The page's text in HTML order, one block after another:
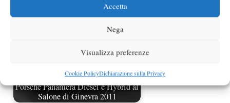
Accetta
Nega
Visualizza preferenze
Cookie PolicyDichiarazione sulla Privacy
Porsche Panamera Diesel e Hybrid al
Salone di Ginevra 2011